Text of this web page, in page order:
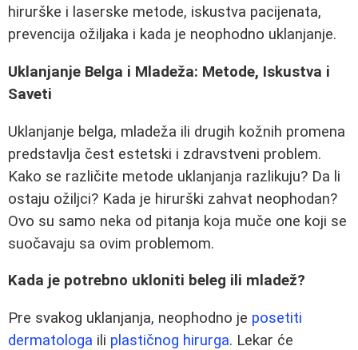
hirurške i laserske metode, iskustva pacijenata,
prevencija ožiljaka i kada je neophodno uklanjanje.
Uklanjanje Belga i Mladeža: Metode, Iskustva i
Saveti
Uklanjanje belga, mladeža ili drugih kožnih promena
predstavlja čest estetski i zdravstveni problem.
Kako se različite metode uklanjanja razlikuju? Da li
ostaju ožiljci? Kada je hirurški zahvat neophodan?
Ovo su samo neka od pitanja koja muče one koji se
suočavaju sa ovim problemom.
Kada je potrebno ukloniti beleg ili mladež?
Pre svakog uklanjanja, neophodno je posetiti
dermatologa ili plastičnog hirurga. Lekar će